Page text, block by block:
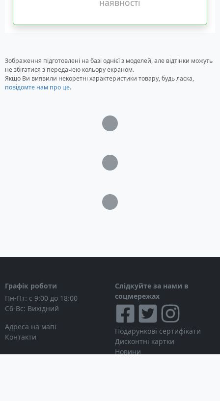
наявності
Зображення підготовлені на базі однієї з моделей, але відтінки можуть
не збігатися з передачею кольору екраном.
Якщо Ви виявили некоретні характеристики товару, будь ласка,
повідомте нам про це.
Загрузка...
Загрузка...
Загрузка...
Графік роботи
Пн-Пт: с 9:00 до 18:00
Сб-Вс: Вихідний
Адреса на мапі
Контакти
Слідкуйте за нами в
соцмережах
Подарункові сертифікати
Дисконтні картки
Новини